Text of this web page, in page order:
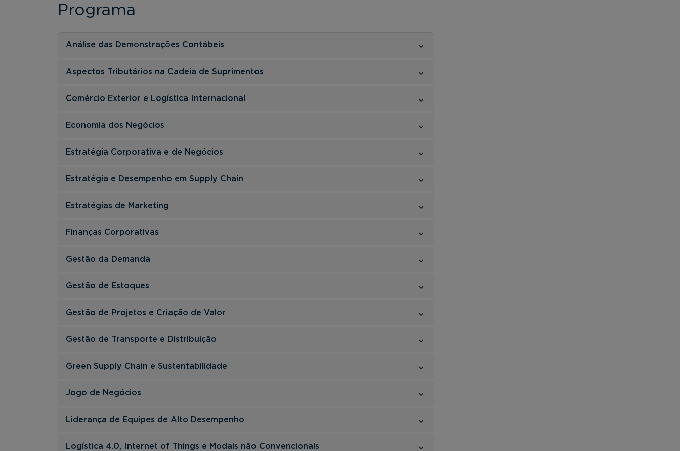
Programa
Análise das Demonstrações Contábeis
Aspectos Tributários na Cadeia de Suprimentos
Comércio Exterior e Logística Internacional
Economia dos Negócios
Estratégia Corporativa e de Negócios
Estratégia e Desempenho em Supply Chain
Estratégias de Marketing
Finanças Corporativas
Gestão da Demanda
Gestão de Estoques
Gestão de Projetos e Criação de Valor
Gestão de Transporte e Distribuição
Green Supply Chain e Sustentabilidade
Jogo de Negócios
Liderança de Equipes de Alto Desempenho
Logística 4.0, Internet of Things e Modais não Convencionais